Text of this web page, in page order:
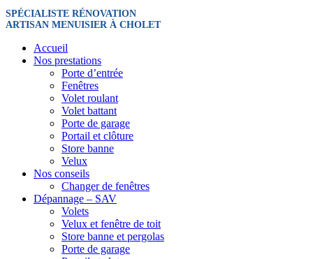
SPÉCIALISTE RÉNOVATION
ARTISAN MENUISIER À CHOLET
Accueil
Nos prestations
Porte d’entrée
Fenêtres
Volet roulant
Volet battant
Porte de garage
Portail et clôture
Store banne
Velux
Nos conseils
Changer de fenêtres
Dépannage – SAV
Volets
Velux et fenêtre de toit
Store banne et pergolas
Porte de garage